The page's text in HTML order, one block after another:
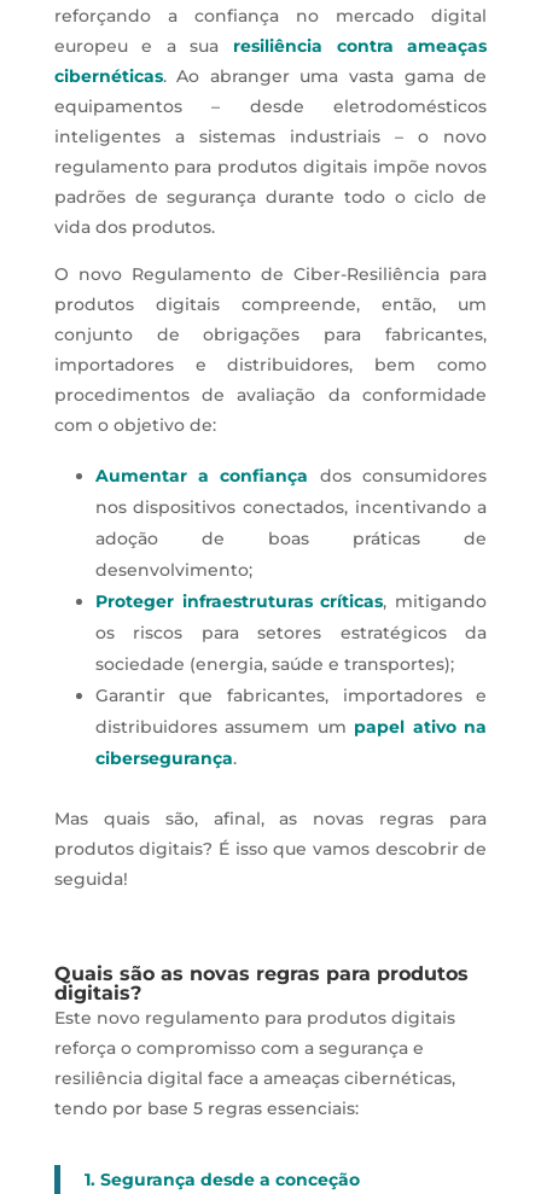
reforçando a confiança no mercado digital
europeu e a sua resiliência contra ameaças
cibernéticas. Ao abranger uma vasta gama de
equipamentos – desde eletrodomésticos
inteligentes a sistemas industriais – o novo
regulamento para produtos digitais impõe novos
padrões de segurança durante todo o ciclo de
vida dos produtos.
O novo Regulamento de Ciber-Resiliência para
produtos digitais compreende, então, um
conjunto de obrigações para fabricantes,
importadores e distribuidores, bem como
procedimentos de avaliação da conformidade
com o objetivo de:
Aumentar a confiança dos consumidores
nos dispositivos conectados, incentivando a
adoção de boas práticas de
desenvolvimento;
Proteger infraestruturas críticas, mitigando
os riscos para setores estratégicos da
sociedade (energia, saúde e transportes);
Garantir que fabricantes, importadores e
distribuidores assumem um papel ativo na
cibersegurança.
Mas quais são, afinal, as novas regras para
produtos digitais? É isso que vamos descobrir de
seguida!
Quais são as novas regras para produtos
digitais?
Este novo regulamento para produtos digitais
reforça o compromisso com a segurança e
resiliência digital face a ameaças cibernéticas,
tendo por base 5 regras essenciais:
1. Segurança desde a conceção